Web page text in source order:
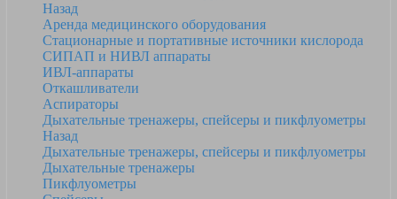
Назад
Аренда медицинского оборудования
Стационарные и портативные источники кислорода
СИПАП и НИВЛ аппараты
ИВЛ-аппараты
Откашливатели
Аспираторы
Дыхательные тренажеры, спейсеры и пикфлуометры
Назад
Дыхательные тренажеры, спейсеры и пикфлуометры
Дыхательные тренажеры
Пикфлуометры